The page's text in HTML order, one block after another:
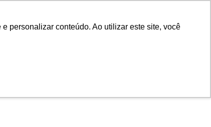
personalizar conteúdo. Ao utilizar este site, você